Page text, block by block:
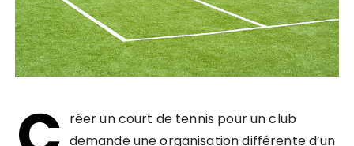
réer un court de tennis pour un club
demande une organisation différente d’un